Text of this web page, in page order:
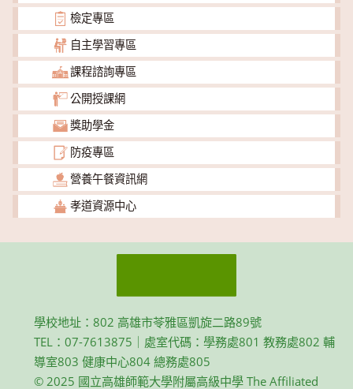
檢定專區
自主學習專區
課程諮詢專區
公開授課網
獎助學金
防疫專區
營養午餐資訊網
孝道資源中心
學校地址：802 高雄市苓雅區凱旋二路89號
TEL：07-7613875｜處室代碼：學務處801 教務處802 輔
導室803 健康中心804 總務處805
© 2025 國立高雄師範大學附屬高級中學 The Affiliated